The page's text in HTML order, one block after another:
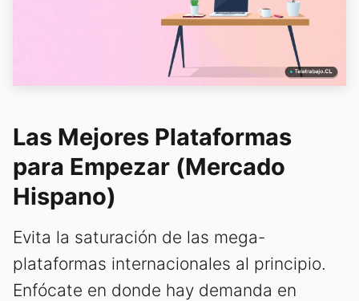
Las Mejores Plataformas
para Empezar (Mercado
Hispano)
Evita la saturación de las mega-
plataformas internacionales al principio.
Enfócate en donde hay demanda en